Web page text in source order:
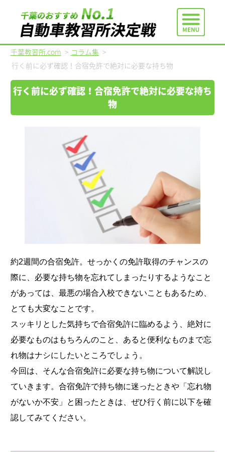
千葉教習所.com > コラム集 >
行く前に必ず確認！合宿免許で絶対に必要な持ち物
行く前に必ず確認！合宿免許で絶対に必要な持ち
物
約2週間の合宿免許。せっかくの免許取得のチャンスの
際に、必要な持ち物を忘れてしまったりするようなこと
があっては、最悪の場合入校できないこともあるため、
とても大変なことです。
スッキリとした気持ちで合宿免許に臨めるよう、絶対に
必要なものはもちろんのこと、あると便利なものまで忘
れ物はナシにしたいところでしょう。
今回は、そんな合宿免許に必要な持ち物について解説し
ていきます。合宿免許で持ち物に迷ったときや「忘れ物
がないか不安」と困ったときは、ぜひ行く前に以下を確
認してみてください。